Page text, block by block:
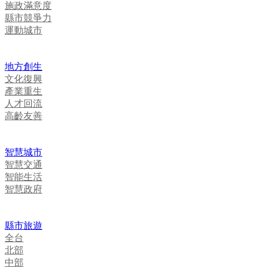
施政滿意度
縣市競爭力
運動城市
地方創生
文化復興
產業重生
人才回流
高齡友善
智慧城市
智慧交通
智能生活
智慧政府
縣市旅遊
全台
北部
中部